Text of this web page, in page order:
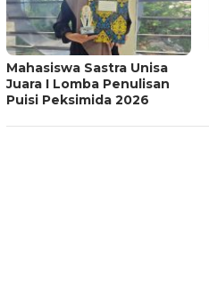
Mahasiswa Sastra Unisa
Juara I Lomba Penulisan
Puisi Peksimida 2026